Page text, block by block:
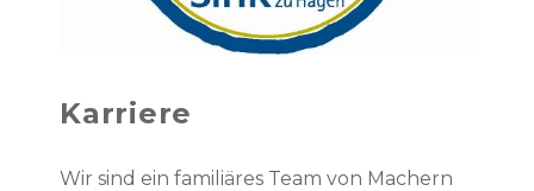
Karriere
Wir sind ein familiäres Team von Machern